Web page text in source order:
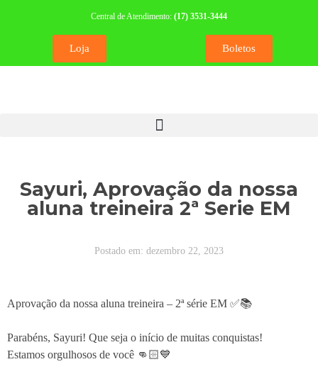
Central de Atendimento: (17) 3531-3444
Loja Boletos
Sayuri, Aprovação da nossa
aluna treineira 2ª Serie EM
Postado em: dezembro 22, 2023
Aprovação da nossa aluna treineira – 2ª série EM ✅📚
Parabéns, Sayuri! Que seja o início de muitas conquistas!
Estamos orgulhosos de você 👊🏻💙